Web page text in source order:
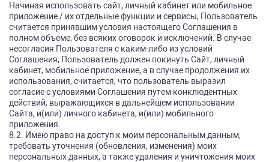
Начиная использовать сайт, личный кабинет или мобильное
приложение / их отдельные функции и сервисы, Пользователь
считается принявшим условия настоящего Соглашения в
полном объеме, без всяких оговорок и исключений. В случае
несогласия Пользователя с каким-либо из условий
Соглашения, Пользователь должен покинуть Сайт, личный
кабинет, мобильное приложение, а в случае продолжения их
использования, считается, что пользователь выразил
согласие с условиями Соглашения путем конклюдентных
действий, выражающихся в дальнейшем использовании
Сайта, и(или) личного кабинета, и(или) мобильного
приложения.
8.2. Имею право на доступ к моим персональным данным,
требовать уточнения (обновления, изменения) моих
персональных данных, а также удаления и уничтожения моих